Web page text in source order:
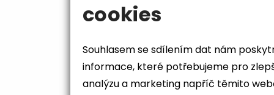
cookies
Souhlasem se sdílením dat nám
informace, které potřebujeme pro
analýzu a marketing napříč těmito